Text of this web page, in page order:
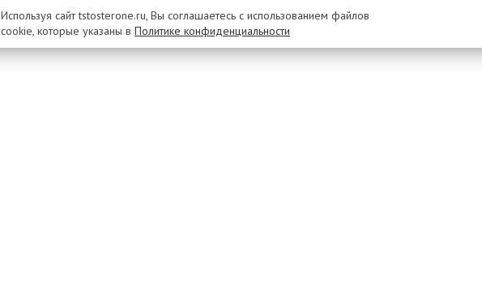
Используя сайт tstosterone.ru, Вы соглашаетесь с использованием файлов
cookie, которые указаны в Политике конфиденциальности